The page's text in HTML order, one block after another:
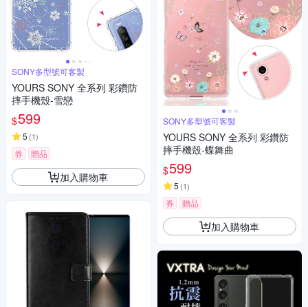
SONY多型號可客製
YOURS SONY 全系列 彩鑽防
摔手機殼-雪戀
$599
5 (1)
券 贈品
加入購物車
SONY多型號可客製
YOURS SONY 全系列 彩鑽防
摔手機殼-蝶舞曲
$599
5 (1)
券 贈品
加入購物車